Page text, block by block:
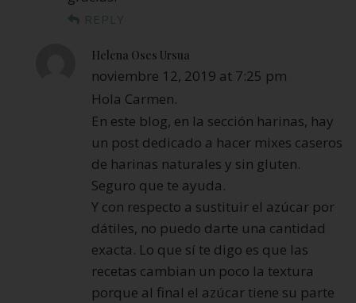
REPLY
Helena Oses Ursua
noviembre 12, 2019 at 7:25 pm
Hola Carmen.
En este blog, en la sección harinas, hay
un post dedicado a hacer mixes caseros
de harinas naturales y sin gluten.
Seguro que te ayuda.
Y con respecto a sustituir el azúcar por
dátiles, no puedo darte una cantidad
exacta. Lo que sí te digo es que las
recetas cambian un poco la textura
porque al final el azúcar tiene su parte